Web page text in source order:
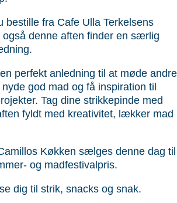
bestille fra Cafe Ulla Terkelsens
også denne aften finder en særlig
perfekt anledning til at møde andre
god mad og få inspiration til
Tag dine strikkepinde med
fyldt med kreativitet, lækker mad
Køkken sælges denne dag til
og madfestivalpris.
dig til strik, snacks og snak.